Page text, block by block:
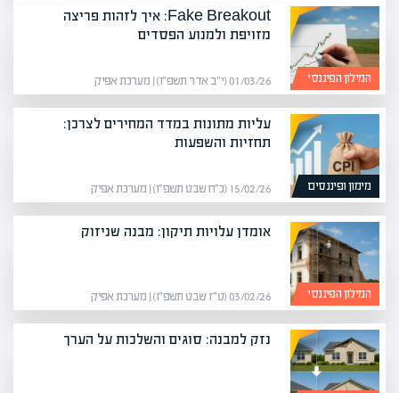
המילון הפיננסי
Fake Breakout: איך לזהות פריצה
מזויפת ולמנוע הפסדים
01/03/26 (י״ב אדר תשפ״ו) | מערכת אפיק
מימון ופיננסים
עליות מתונות במדד המחירים לצרכן:
תחזיות והשפעות
15/02/26 (כ״ח שבט תשפ״ו) | מערכת אפיק
המילון הפיננסי
אומדן עלויות תיקון: מבנה שניזוק
03/02/26 (ט״ז שבט תשפ״ו) | מערכת אפיק
נזק למבנה: סוגים והשלכות על הערך